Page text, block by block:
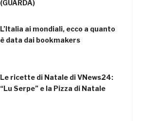
(GUARDA)
L’Italia ai mondiali, ecco a quanto
è data dai bookmakers
Le ricette di Natale di VNews24:
“Lu Serpe” e la Pizza di Natale